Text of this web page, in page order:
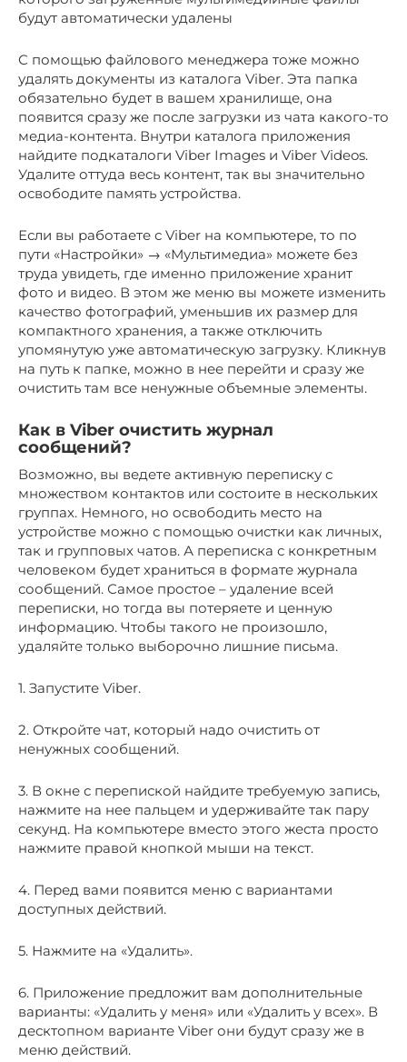
будут автоматически удалены
С помощью файлового менеджера тоже можно
удалять документы из каталога Viber. Эта папка
обязательно будет в вашем хранилище, она
появится сразу же после загрузки из чата какого-то
медиа-контента. Внутри каталога приложения
найдите подкаталоги Viber Images и Viber Videos.
Удалите оттуда весь контент, так вы значительно
освободите память устройства.
Если вы работаете с Viber на компьютере, то по
пути «Настройки» → «Мультимедиа» можете без
труда увидеть, где именно приложение хранит
фото и видео. В этом же меню вы можете изменить
качество фотографий, уменьшив их размер для
компактного хранения, а также отключить
упомянутую уже автоматическую загрузку. Кликнув
на путь к папке, можно в нее перейти и сразу же
очистить там все ненужные объемные элементы.
Как в Viber очистить журнал
сообщений?
Возможно, вы ведете активную переписку с
множеством контактов или состоите в нескольких
группах. Немного, но освободить место на
устройстве можно с помощью очистки как личных,
так и групповых чатов. А переписка с конкретным
человеком будет храниться в формате журнала
сообщений. Самое простое – удаление всей
переписки, но тогда вы потеряете и ценную
информацию. Чтобы такого не произошло,
удаляйте только выборочно лишние письма.
1. Запустите Viber.
2. Откройте чат, который надо очистить от
ненужных сообщений.
3. В окне с перепиской найдите требуемую запись,
нажмите на нее пальцем и удерживайте так пару
секунд. На компьютере вместо этого жеста просто
нажмите правой кнопкой мыши на текст.
4. Перед вами появится меню с вариантами
доступных действий.
5. Нажмите на «Удалить».
6. Приложение предложит вам дополнительные
варианты: «Удалить у меня» или «Удалить у всех». В
десктопном варианте Viber они будут сразу же в
меню действий.